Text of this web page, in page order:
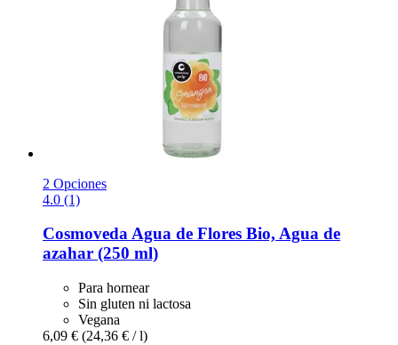
2 Opciones
4.0 (1)
CosmovedaAgua de Flores Bio, Agua de
azahar (250 ml)
Para hornear
Sin gluten ni lactosa
Vegana
6,09 € (24,36 € / l)